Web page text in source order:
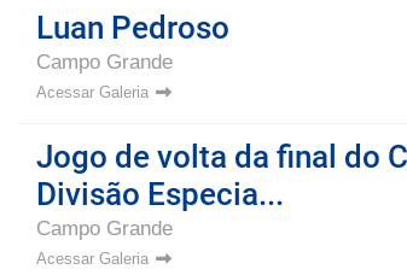
Luan Pedroso
Campo Grande
Acessar Galeria
Jogo de volta da final do
Divisão Especia...
Campo Grande
Acessar Galeria